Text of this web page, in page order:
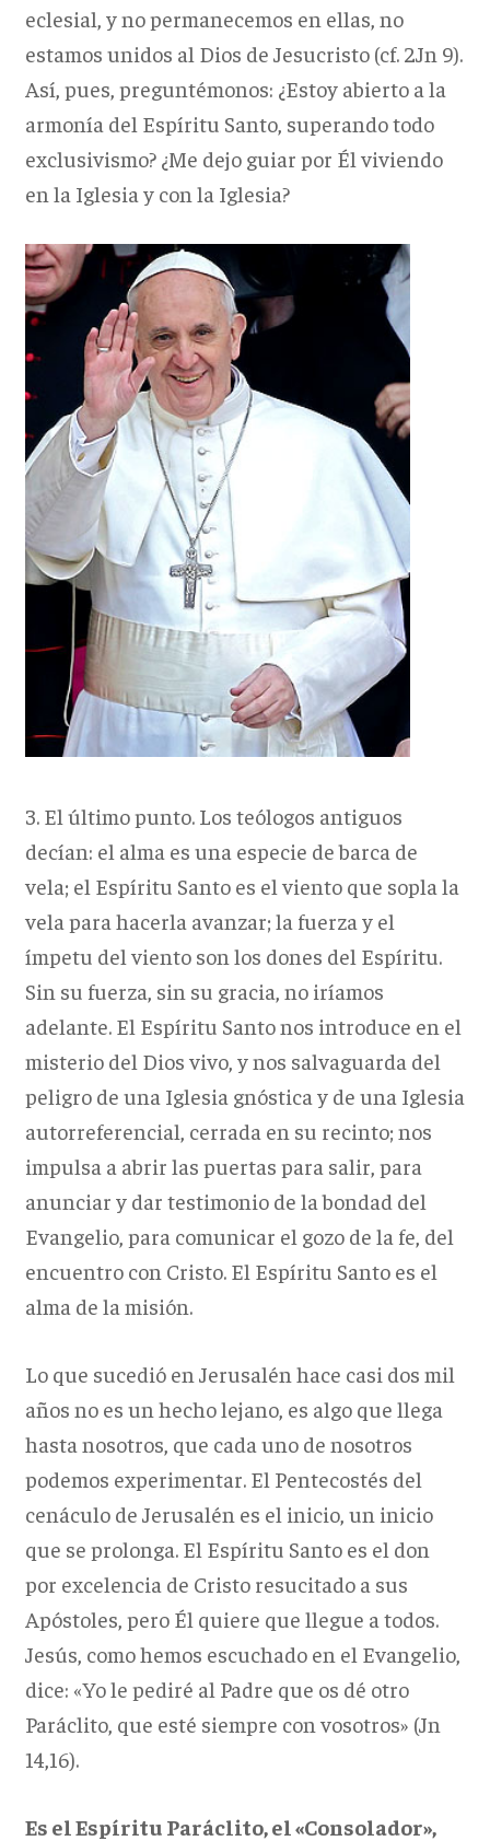
eclesial, y no permanecemos en ellas, no
estamos unidos al Dios de Jesucristo (cf. 2Jn 9).
Así, pues, preguntémonos: ¿Estoy abierto a la
armonía del Espíritu Santo, superando todo
exclusivismo? ¿Me dejo guiar por Él viviendo
en la Iglesia y con la Iglesia?
3. El último punto. Los teólogos antiguos
decían: el alma es una especie de barca de
vela; el Espíritu Santo es el viento que sopla la
vela para hacerla avanzar; la fuerza y el
ímpetu del viento son los dones del Espíritu.
Sin su fuerza, sin su gracia, no iríamos
adelante. El Espíritu Santo nos introduce en el
misterio del Dios vivo, y nos salvaguarda del
peligro de una Iglesia gnóstica y de una Iglesia
autorreferencial, cerrada en su recinto; nos
impulsa a abrir las puertas para salir, para
anunciar y dar testimonio de la bondad del
Evangelio, para comunicar el gozo de la fe, del
encuentro con Cristo. El Espíritu Santo es el
alma de la misión.
Lo que sucedió en Jerusalén hace casi dos mil
años no es un hecho lejano, es algo que llega
hasta nosotros, que cada uno de nosotros
podemos experimentar. El Pentecostés del
cenáculo de Jerusalén es el inicio, un inicio
que se prolonga. El Espíritu Santo es el don
por excelencia de Cristo resucitado a sus
Apóstoles, pero Él quiere que llegue a todos.
Jesús, como hemos escuchado en el Evangelio,
dice: «Yo le pediré al Padre que os dé otro
Paráclito, que esté siempre con vosotros» (Jn
14,16).
Es el Espíritu Paráclito, el «Consolador»,